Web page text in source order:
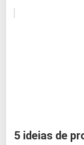
5 ideias de